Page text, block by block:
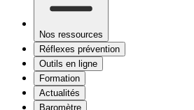
Nos ressources
Réflexes prévention
Outils en ligne
Formation
Actualités
Baromètre